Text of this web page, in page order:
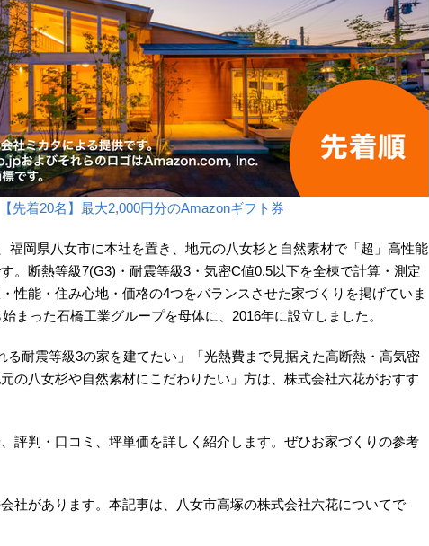
【先着20名】最大2,000円分のAmazonギフト券
福岡県八女市に本社を置き、地元の八女杉と自然素材で「超」高性能
。断熱等級7(G3)・耐震等級3・気密C値0.5以下を全棟で計算・測定
性能・住み心地・価格の4つをバランスさせた家づくりを掲げていま
まった石橋工業グループを母体に、2016年に設立しました。
る耐震等級3の家を建てたい」「光熱費まで見据えた高断熱・高気密
の八女杉や自然素材にこだわりたい」方は、株式会社六花がおすす
評判・口コミ、坪単価を詳しく紹介します。ぜひお家づくりの参考
会社があります。本記事は、八女市高塚の株式会社六花についてで